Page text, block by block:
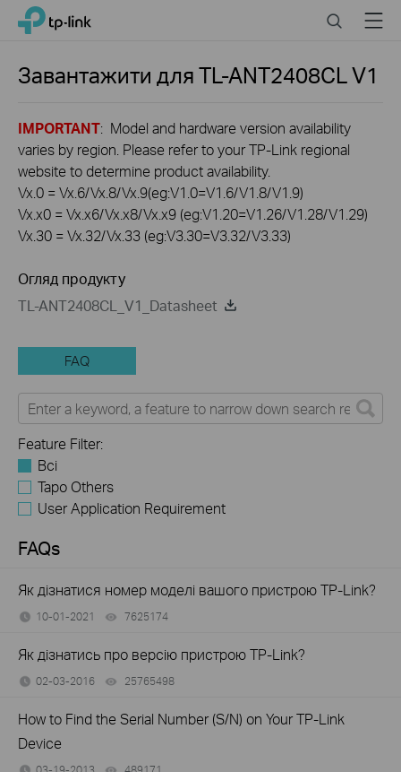
Click
navigation
TP-Link, Reliably Smart SearchMenu
Завантажити дляTL-ANT2408CLV1
IMPORTANT: Model and hardware version availability
varies by region. Please refer to your TP-Link regional
website to determine product availability.
Vx.0 = Vx.6/Vx.8/Vx.9(eg:V1.0=V1.6/V1.8/V1.9)
Vx.x0 = Vx.x6/Vx.x8/Vx.x9 (eg:V1.20=V1.26/V1.28/V1.29)
Vx.30 = Vx.32/Vx.33 (eg:V3.30=V3.32/V3.33)
Огляд продукту
TL-ANT2408CL_V1_Datasheet
FAQ
Feature Filter:
Всі
Tapo Others
User Application Requirement
FAQs
Як дізнатися номер моделі вашого пристрою TP-Link?
10-01-2021 7625174
Як дізнатись про версію пристрою TP-Link?
02-03-2016 25765498
How to Find the Serial Number (S/N) on Your TP-Link
Device